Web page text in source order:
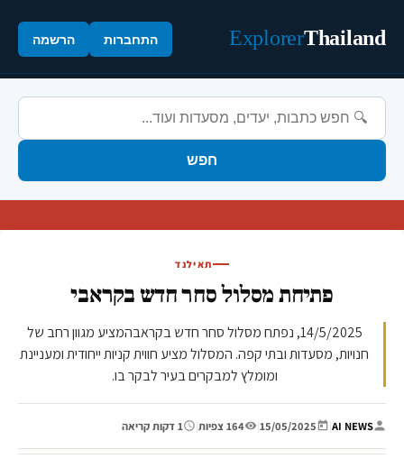
Thailand
Explorer התחברות הרשמה
חפש
תאילנד
פתיחת מסלול סחר חדש בקראבי
14/5/2025, נפתח מסלול סחר חדש בקראבהמציע מגוון רחב של
חנויות, מסעדות ובתי קפה. המסלול מציע חווית קניות ייחודית ומעניינת
ומומלץ למבקרים בעיר לבקר בו.
AI NEWS
|
15/05/2025
| 164 צפיות | 1 דקות קריאה